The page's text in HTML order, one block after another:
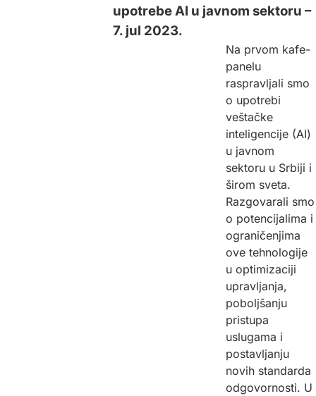
upotrebe AI u javnom sektoru –
7. jul 2023.
Na prvom kafe-
panelu
raspravljali smo
o upotrebi
veštačke
inteligencije (AI)
u javnom
sektoru u Srbiji i
širom sveta.
Razgovarali smo
o potencijalima i
ograničenjima
ove tehnologije
u optimizaciji
upravljanja,
poboljšanju
pristupa
uslugama i
postavljanju
novih standarda
odgovornosti. U